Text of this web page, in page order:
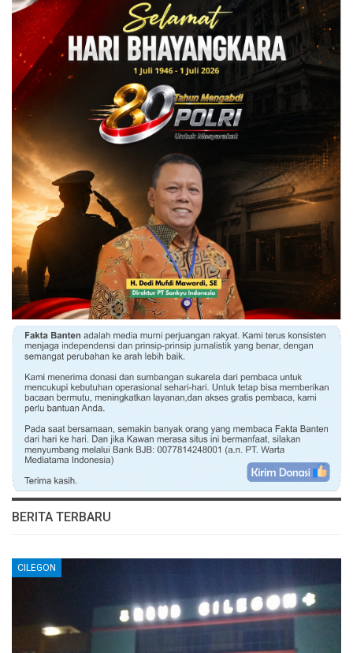
BERITA TERBARU
CILEGON